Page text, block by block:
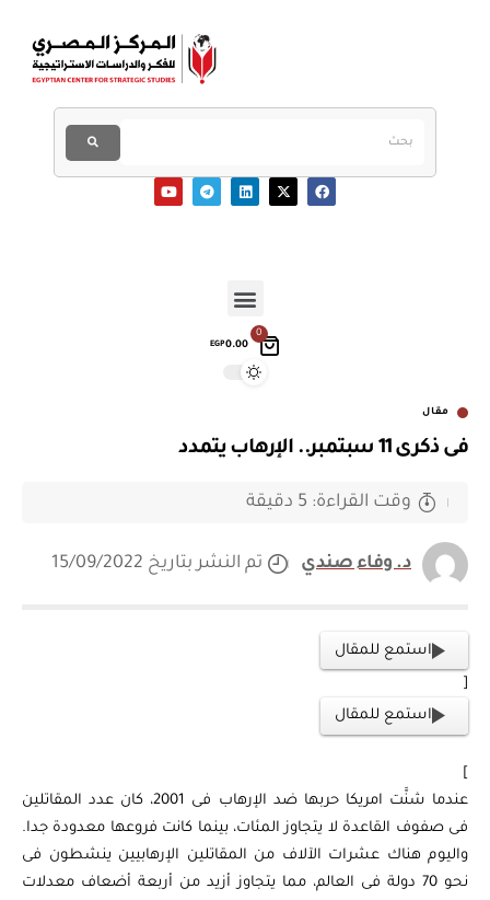
0
EGP0.00
مقال
فى ذكرى 11 سبتمبر.. الإرهاب يتمدد
د. وفاء صندي تم النشر بتاريخ 15/09/2022
وقت القراءة: 5 دقيقة
استمع للمقال
استمع للمقال
عندما شنَّت امريكا حربها ضد الإرهاب فى 2001، كان عدد المقاتلين
فى صفوف القاعدة لا يتجاوز المئات، بينما كانت فروعها معدودة جدا.
واليوم هناك عشرات الآلاف من المقاتلين الإرهابيين ينشطون فى
نحو 70 دولة فى العالم، مما يتجاوز أزيد من أربعة أضعاف معدلات